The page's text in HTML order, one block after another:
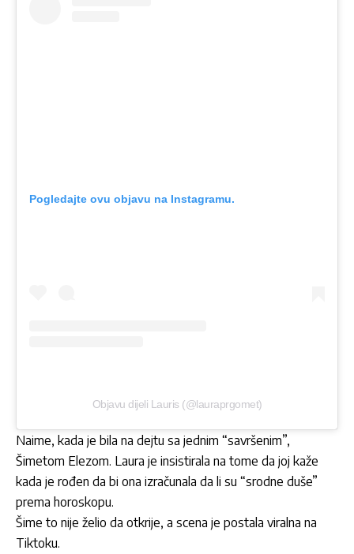
Pogledajte ovu objavu na Instagramu.
Objavu dijeli Lauris (@lauraprgomet)
Naime, kada je bila na dejtu sa jednim “savršenim”,
Šimetom Elezom. Laura je insistirala na tome da joj kaže
kada je rođen da bi ona izračunala da li su “srodne duše”
prema horoskopu.
Šime to nije želio da otkrije, a scena je postala viralna na
Tiktoku.